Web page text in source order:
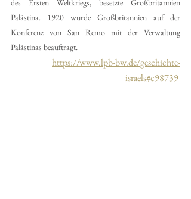
Palästina. 1920 wurde Großbritannien auf der
Konferenz von San Remo mit der Verwaltung
Palästinas beauftragt.
https://www.lpb-bw.de/geschichte-
israels#c98739